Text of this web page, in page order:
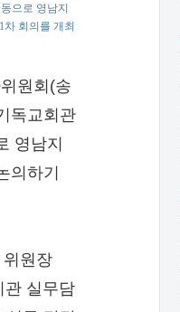
으로 영남지
회의를 개최
원회(송
독교회관
영남지
의하기
원장
관 실무담